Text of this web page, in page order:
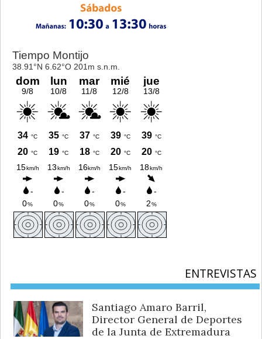
ENTREVISTAS
Santiago Amaro Barril,
Director General de Deportes
de la Junta de Extremadura